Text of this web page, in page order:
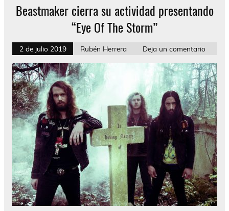
Beastmaker cierra su actividad presentando
“Eye Of The Storm”
2 de julio 2019 Rubén Herrera Deja un comentario